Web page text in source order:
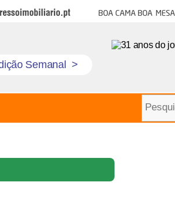
Imobiliário Boa cama boa mesa
Semanal >